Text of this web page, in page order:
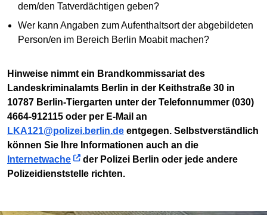
dem/den Tatverdächtigen geben?
Wer kann Angaben zum Aufenthaltsort der abgebildeten
Person/en im Bereich Berlin Moabit machen?
Hinweise nimmt ein Brandkommissariat des
Landeskriminalamts Berlin in der Keithstraße 30 in
10787 Berlin-Tiergarten unter der Telefonnummer (030)
4664-912115 oder per E-Mail an
LKA121@polizei.berlin.de entgegen. Selbstverständlich
können Sie Ihre Informationen auch an die
Internetwache
der Polizei Berlin oder jede andere
Polizeidienststelle richten.